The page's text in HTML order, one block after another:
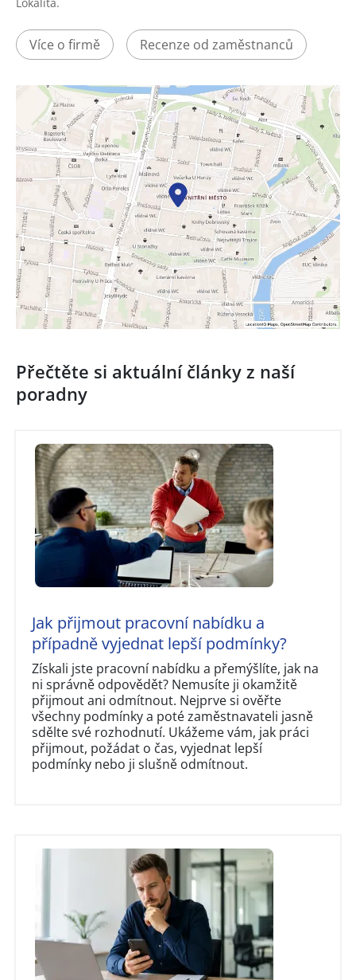
Více o firmě Recenze od zaměstnanců
Přečtěte si aktuální články z naší
poradny
Jak přijmout pracovní nabídku a
případně vyjednat lepší podmínky?
Získali jste pracovní nabídku a přemýšlíte, jak na
ni správně odpovědět? Nemusíte ji okamžitě
přijmout ani odmítnout. Nejprve si ověřte
všechny podmínky a poté zaměstnavateli jasně
sdělte své rozhodnutí. Ukážeme vám, jak práci
přijmout, požádat o čas, vyjednat lepší
podmínky nebo ji slušně odmítnout.